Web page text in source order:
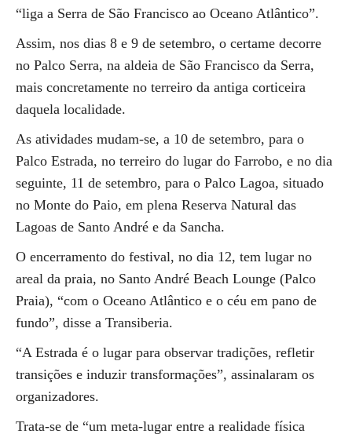
“liga a Serra de São Francisco ao Oceano Atlântico”.
Assim, nos dias 8 e 9 de setembro, o certame decorre
no Palco Serra, na aldeia de São Francisco da Serra,
mais concretamente no terreiro da antiga corticeira
daquela localidade.
As atividades mudam-se, a 10 de setembro, para o
Palco Estrada, no terreiro do lugar do Farrobo, e no dia
seguinte, 11 de setembro, para o Palco Lagoa, situado
no Monte do Paio, em plena Reserva Natural das
Lagoas de Santo André e da Sancha.
O encerramento do festival, no dia 12, tem lugar no
areal da praia, no Santo André Beach Lounge (Palco
Praia), “com o Oceano Atlântico e o céu em pano de
fundo”, disse a Transiberia.
“A Estrada é o lugar para observar tradições, refletir
transições e induzir transformações”, assinalaram os
organizadores.
Trata-se de “um meta-lugar entre a realidade física